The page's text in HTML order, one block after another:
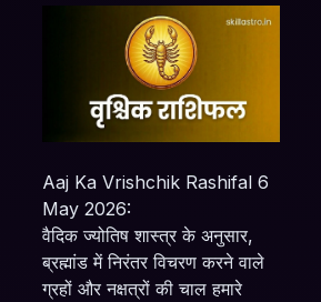
Aaj Ka Vrishchik Rashifal 6
May 2026:
वैदिक ज्योतिष शास्त्र के अनुसार,
ब्रह्मांड में निरंतर विचरण करने वाले
ग्रहों और नक्षत्रों की चाल हमारे